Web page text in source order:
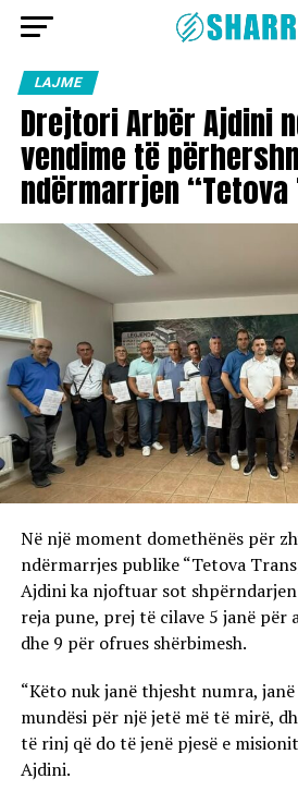
LAJME
Drejtori Arbër Ajdini
vendime të
ndërmarrjen
Në një moment domethënës për
ndërmarrjes publike “Tetova
Ajdini ka njoftuar sot
reja pune, prej të cilave 5 janë
dhe 9 për ofrues shërbimesh.
“Këto nuk janë thjesht numra,
mundësi për një jetë më të mirë,
të rinj që do të jenë pjesë e
Ajdini.